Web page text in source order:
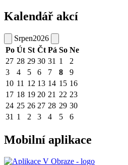
Kalendář akcí
Srpen2026
Po Út St Čt Pá So Ne
27 28 29 30 31 1
2
3
4 5 6 7 8
9
10 11 12 13 14 15 16
17 18 19 20 21 22 23
24 25 26 27 28 29 30
31 1 2 3 4 5 6
Mobilní aplikace